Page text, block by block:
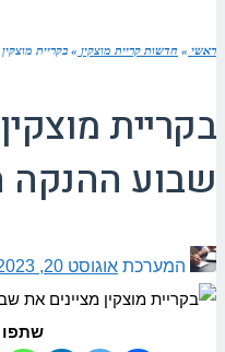
ראשי » חדשות קריית מוצקין » בקריית
בקריית
שבוע ההנקה
המערכת אוגוסט 20, 2023